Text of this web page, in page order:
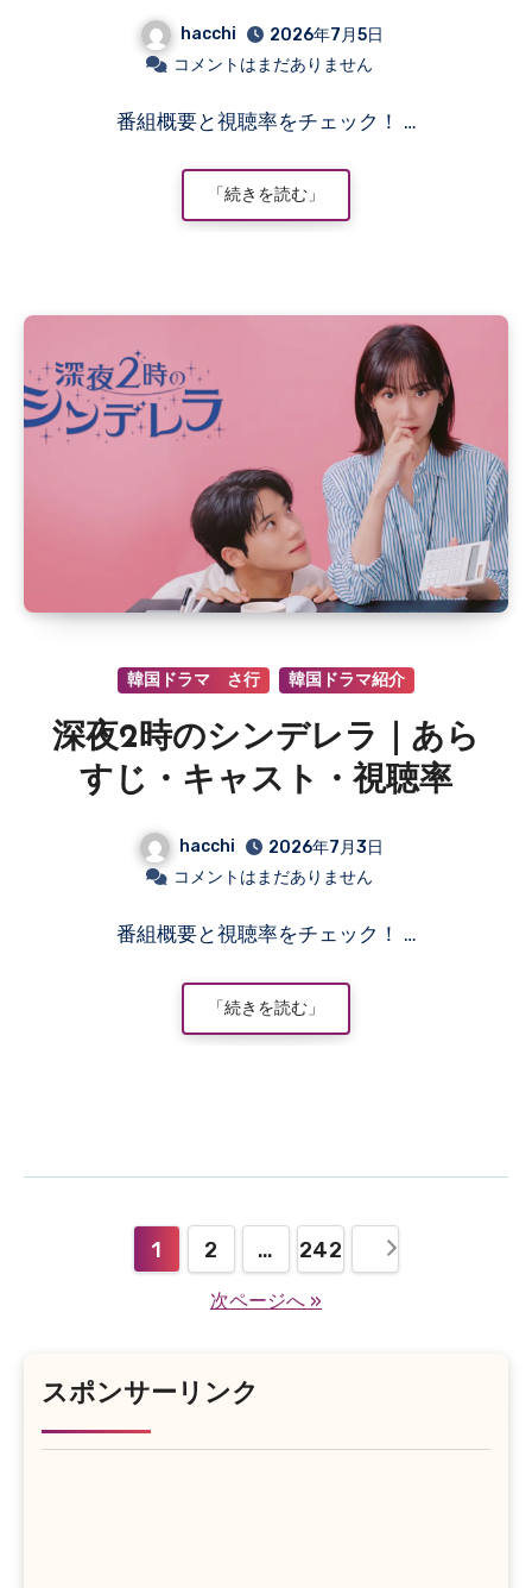
hacchi
2026年7月5日
コメントはまだありません
番組概要と視聴率をチェック！ …
「続きを読む」
韓国ドラマ さ行 韓国ドラマ紹介
深夜2時のシンデレラ｜あら
すじ・キャスト・視聴率
hacchi
2026年7月3日
コメントはまだありません
番組概要と視聴率をチェック！ …
「続きを読む」
ペ
ー
1 2 … 242
次ページへ »
スポンサーリンク